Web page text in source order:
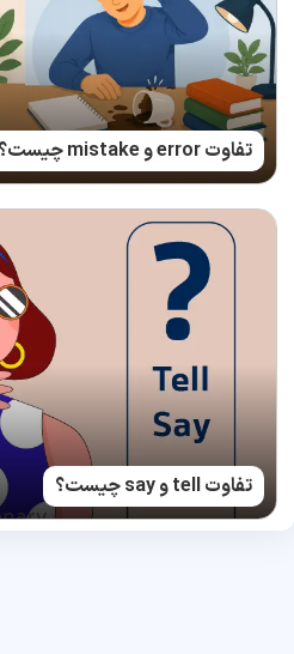
تفاوت error و mistake چیست؟
تفاوت tell و say چیست؟